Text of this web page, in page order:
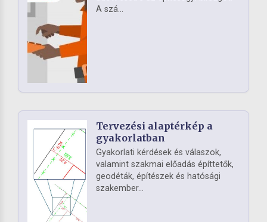
A szá...
Tervezési alaptérkép a
gyakorlatban
Gyakorlati kérdések és válaszok,
valamint szakmai előadás építtetők,
geodéták, építészek és hatósági
szakember...